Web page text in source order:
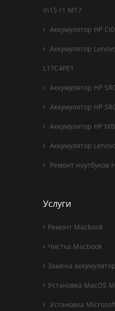
m15 r1 M17
Аккумулятор HP
Аккумулятор
L17C4PE1
Аккумулятор HP
Аккумулятор HP
Аккумулятор HP
Аккумулятор
Ремонт ноутбуков
Услуги
Ремонт Macbook
Чистка Macbook
Замена
Установка MacOS
Установка